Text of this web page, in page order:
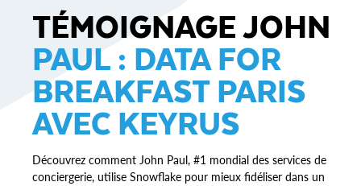
TÉMOIGNAGE JOHN
PAUL : DATA FOR
BREAKFAST PARIS
AVEC KEYRUS
Découvrez comment John Paul, #1 mondial des services de
conciergerie, utilise Snowflake pour mieux fidéliser dans un